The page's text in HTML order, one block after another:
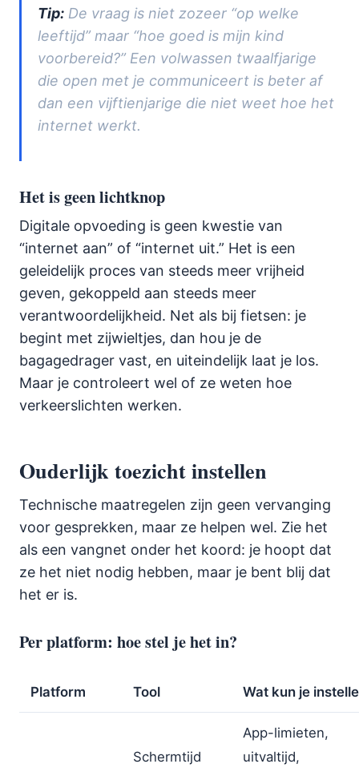
Tip: De vraag is niet zozeer “op welke
leeftijd” maar “hoe goed is mijn kind
voorbereid?” Een volwassen twaalfjarige
die open met je communiceert is beter af
dan een vijftienjarige die niet weet hoe het
internet werkt.
Het is geen lichtknop
Digitale opvoeding is geen kwestie van
“internet aan” of “internet uit.” Het is een
geleidelijk proces van steeds meer vrijheid
geven, gekoppeld aan steeds meer
verantwoordelijkheid. Net als bij fietsen: je
begint met zijwieltjes, dan hou je de
bagagedrager vast, en uiteindelijk laat je los.
Maar je controleert wel of ze weten hoe
verkeerslichten werken.
Ouderlijk toezicht instellen
Technische maatregelen zijn geen vervanging
voor gesprekken, maar ze helpen wel. Zie het
als een vangnet onder het koord: je hoopt dat
ze het niet nodig hebben, maar je bent blij dat
het er is.
Per platform: hoe stel je het in?
Platform Tool Wat kun je
Schermtijd
App-limieten,
uitvaltijd,